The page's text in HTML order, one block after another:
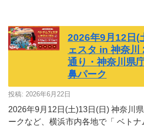
2026年9月12日(
ェスタ in 神奈川
通り・神奈川県
鼻パーク
投稿: 2026年6月22日
2026年9月12日(土)13日(日) 神奈川
ークなど、横浜市内各地で「 ベトナ